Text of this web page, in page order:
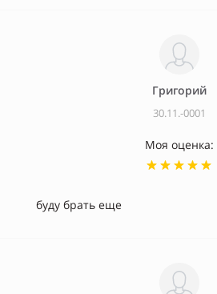
Григорий
30.11.-0001
Моя оценка:
буду брать еще